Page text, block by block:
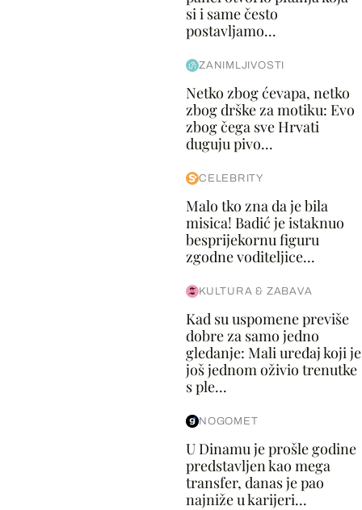
si i same često
postavljamo...
ZANIMLJIVOSTI
Netko zbog ćevapa, netko
zbog drške za motiku: Evo
zbog čega sve Hrvati
duguju pivo...
CELEBRITY
Malo tko zna da je bila
misica! Badić je istaknuo
besprijekornu figuru
zgodne voditeljice...
KULTURA & ZABAVA
Kad su uspomene previše
dobre za samo jedno
gledanje: Mali uređaj koji je
još jednom oživio trenutke
s ple...
NOGOMET
U Dinamu je prošle godine
predstavljen kao mega
transfer, danas je pao
najniže u karijeri...